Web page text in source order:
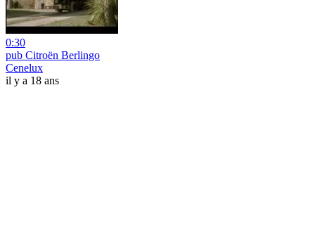
0:30
pub Citroën Berlingo
Cenelux
il y a 18 ans